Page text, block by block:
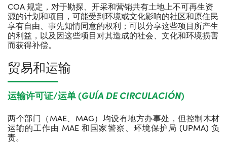
COA 规定，对于勘探、开采和营销共有土地上不可再生资
源的计划和项目，可能受到环境或文化影响的社区和原住民
享有自由、事先知情同意的权利；可以分享这些项目所产生
的利益，以及因这些项目对其造成的社会、文化和环境损害
而获得补偿。
贸易和运输
运输许可证/运单(GUÍA DE CIRCULACIÓN)
两个部门（MAE、MAG）均设有地方办事处，但控制木材
运输的工作由 MAE 和国家警察、环境保护局 (UPMA) 负
责。